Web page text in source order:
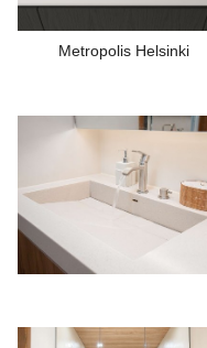
Metropolis Helsinki